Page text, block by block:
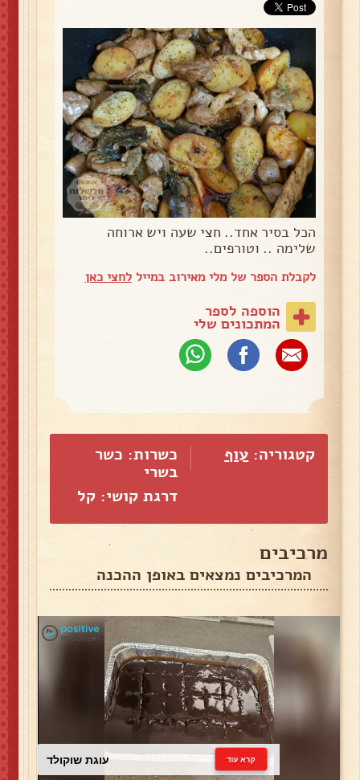
הכל בסיר אחד.. חצי שעה ויש ארוחה
שלימה .. וטורפים..
לקבלת הספר של מלי מאירוב במייללחצי כאן
הוספה לספר
המתכונים שלי
קטגוריה: עוף
כשרות: כשר
בשרי
דרגת קושי: קל
מרכיבים
המרכיבים נמצאים באופן ההכנה
עוגת שוקולד קרא עוד